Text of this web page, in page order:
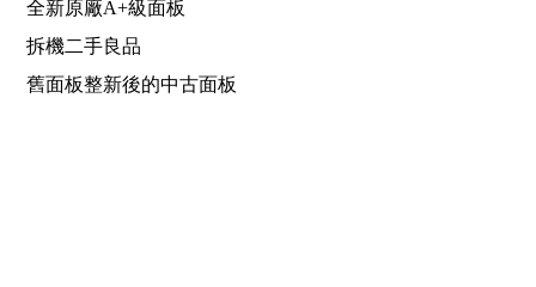
全新原廠A+級面板
拆機二手良品
舊面板整新後的中古面板